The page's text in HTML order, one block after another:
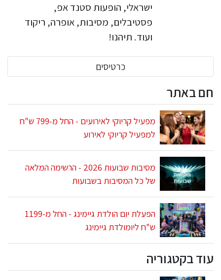
ישראלי, הופעות סטנד אפ,
פסטיבלים, מסיבות, אופרה, ריקוד
ועוד. תיהנו!
כרטיסים
חם באתר
מפעיל קריוקי לאירועים - החל מ-799 ש"ח
למפעיל קריוקי לאירוע
מסיבות שבועות 2026 - הרשימה המלאה
של כל המסיבות בשבועות
הפעלת יום הולדת גיימינג - החל מ-1199
ש"ח ליומולדת גיימינג
עוד בקטגוריה